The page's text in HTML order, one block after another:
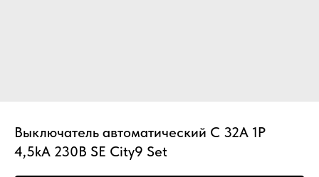
Выключатель автоматический С 32А 1P
4,5kA 230В SE City9 Set